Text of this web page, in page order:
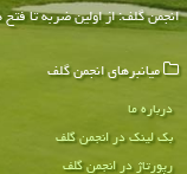
انجمن گلف: از اولین ضربه تا
میانبرهای انجمن گلف
درباره ما
بک لینک در انجمن گلف
رپورتاژ در انجمن گلف